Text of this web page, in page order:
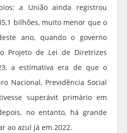
a União ainda registrou
bilhões, muito menor que o
ano, quando o governo
Projeto de Lei de Diretrizes
a estimativa era de que o
Nacional, Previdência Social
superávit primário em
no entanto, há grande
ao azul já em 2022.